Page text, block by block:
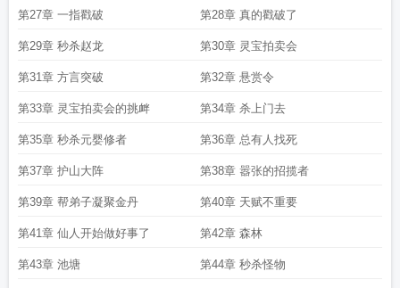
第27章 一指戳破 第28章 真的戳破了
第29章 秒杀赵龙 第30章 灵宝拍卖会
第31章 方言突破 第32章 悬赏令
第33章 灵宝拍卖会的挑衅 第34章 杀上门去
第35章 秒杀元婴修者 第36章 总有人找死
第37章 护山大阵 第38章 嚣张的招揽者
第39章 帮弟子凝聚金丹 第40章 天赋不重要
第41章 仙人开始做好事了 第42章 森林
第43章 池塘 第44章 秒杀怪物